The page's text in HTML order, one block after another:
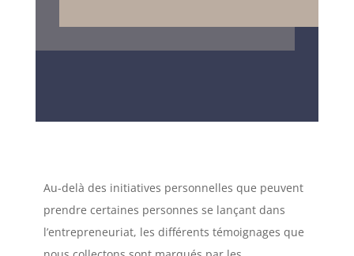
Au-delà des initiatives personnelles que peuvent
prendre certaines personnes se lançant dans
l’entrepreneuriat, les différents témoignages que